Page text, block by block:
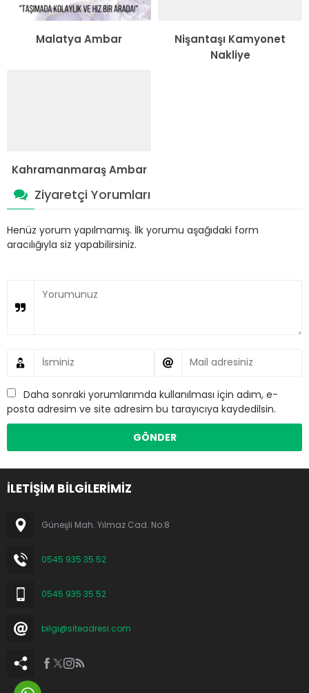
Malatya Ambar
Nişantaşı Kamyonet
Nakliye
Kahramanmaraş Ambar
Ziyaretçi Yorumları
Henüz yorum yapılmamış. İlk yorumu aşağıdaki form
aracılığıyla siz yapabilirsiniz.
Daha sonraki yorumlarımda kullanılması için adım, e-
posta adresim ve site adresim bu tarayıcıya kaydedilsin.
İLETİŞİM BİLGİLERİMİZ
Güneşli Mah. Yılmaz Cad. No:8
0545 935 35 52
0545 935 35 52
bilgi@siteadresi.com